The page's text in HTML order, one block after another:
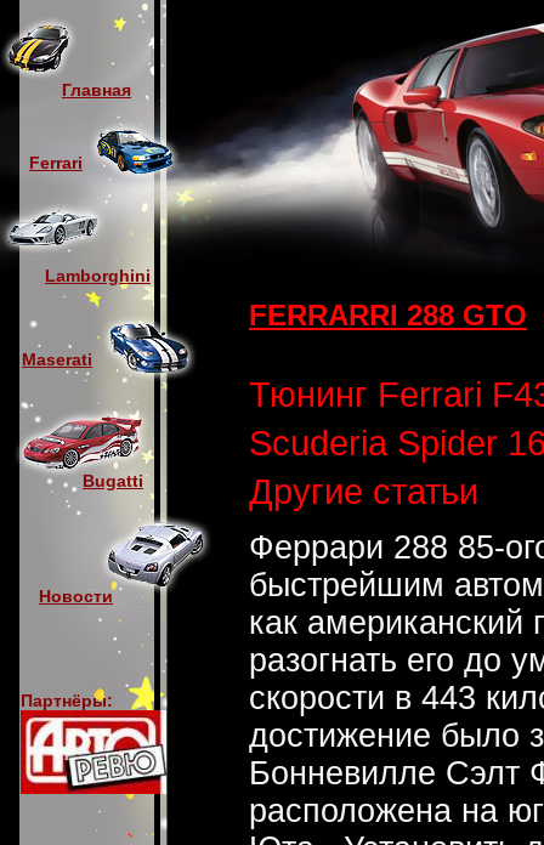
Главная
Ferrari
Lamborghini
Maserati
Bugatti
Новости
Партнёры:
FERRARRI 288 GTO
Тюнинг Ferrari
Scuderia Spider
Другие статьи
Феррари 288 85-
быстрейшим
как американский
разогнать его до
скорости в 443
достижение было
Бонневилле Cэлт
расположена на